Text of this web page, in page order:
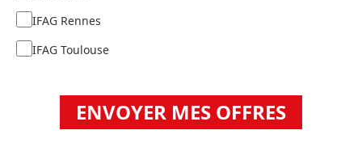
IFAG Rennes
IFAG Toulouse
ENVOYER MES OFFRES